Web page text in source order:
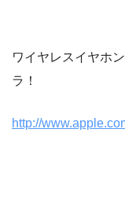
ワイヤレスイヤホン
ラ！
http://